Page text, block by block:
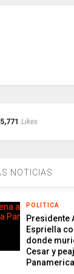
5,771 Likes
NOTICIAS
POLITICA
Presidente
Espriella
donde
Cesar y